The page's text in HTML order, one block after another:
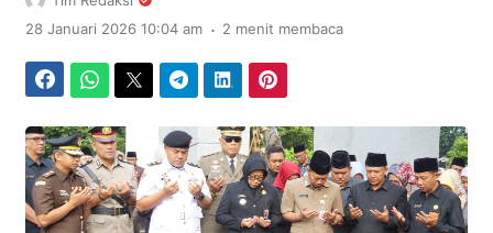
28 Januari 2026 10:04 am . 2 menit membaca